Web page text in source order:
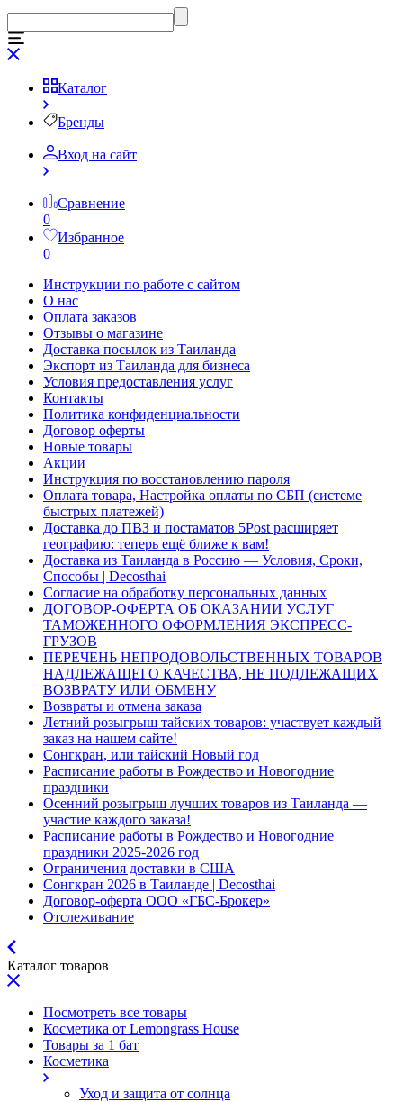
Каталог
Бренды
Вход на сайт
Сравнение
0
Избранное
0
Инструкции по работе с сайтом
О нас
Оплата заказов
Отзывы о магазине
Доставка посылок из Таиланда
Экспорт из Таиланда для бизнеса
Условия предоставления услуг
Контакты
Политика конфиденциальности
Договор оферты
Новые товары
Акции
Инструкция по восстановлению пароля
Оплата товара, Настройка оплаты по СБП (системе
быстрых платежей)
Доставка до ПВЗ и постаматов 5Post расширяет
географию: теперь ещё ближе к вам!
Доставка из Таиланда в Россию — Условия, Сроки,
Способы | Decosthai
Согласие на обработку персональных данных
ДОГОВОР-ОФЕРТА ОБ ОКАЗАНИИ УСЛУГ
ТАМОЖЕННОГО ОФОРМЛЕНИЯ ЭКСПРЕСС-
ГРУЗОВ
ПЕРЕЧЕНЬ НЕПРОДОВОЛЬСТВЕННЫХ ТОВАРОВ
НАДЛЕЖАЩЕГО КАЧЕСТВА, НЕ ПОДЛЕЖАЩИХ
ВОЗВРАТУ ИЛИ ОБМЕНУ
Возвраты и отмена заказа
Летний розыгрыш тайских товаров: участвует каждый
заказ на нашем сайте!
Сонгкран, или тайский Новый год
Расписание работы в Рождество и Новогодние
праздники
Осенний розыгрыш лучших товаров из Таиланда —
участие каждого заказа!
Расписание работы в Рождество и Новогодние
праздники 2025-2026 год
Ограничения доставки в США
Сонгкран 2026 в Таиланде | Decosthai
Договор-оферта ООО «ГБС-Брокер»
Отслеживание
Каталог товаров
Посмотреть все товары
Косметика от Lemongrass House
Товары за 1 бат
Косметика
Уход и защита от солнца